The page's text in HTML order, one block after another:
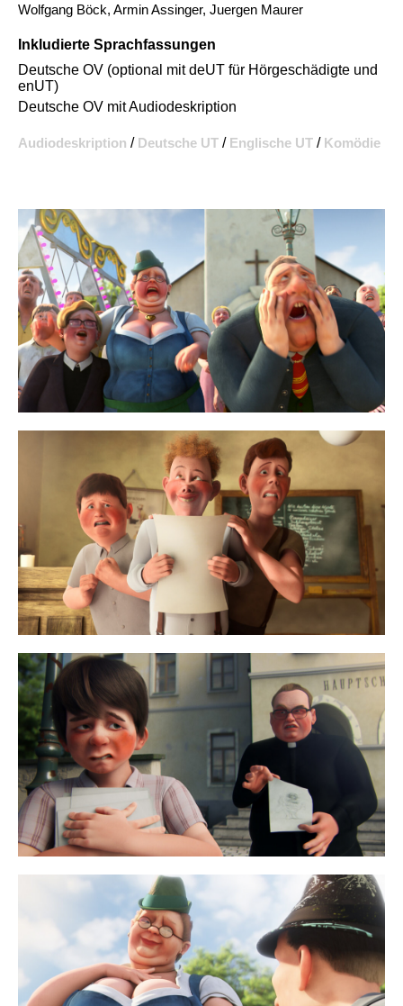
Wolfgang Böck, Armin Assinger, Juergen Maurer
Inkludierte Sprachfassungen
Deutsche OV (optional mit deUT für Hörgeschädigte und
enUT)
Deutsche OV mit Audiodeskription
Audiodeskription / Deutsche UT / Englische UT / Komödie